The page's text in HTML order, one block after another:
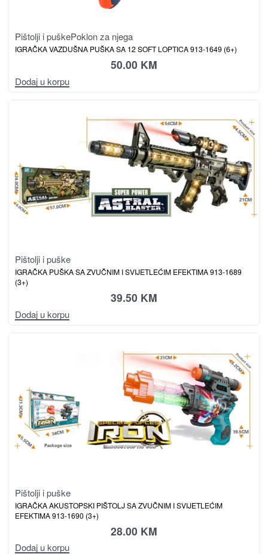
Pištolji i puškePoklon za njega
IGRAČKA VAZDUŠNA PUŠKA SA 12 SOFT LOPTICA 913-1649 (6+)
50.00 KM
Dodaj u korpu
Pištolji i puške
IGRAČKA PUŠKA SA ZVUČNIM I SVIJETLEĆIM EFEKTIMA 913-1689
(3+)
39.50 KM
Dodaj u korpu
Pištolji i puške
IGRAČKA AKUSTOPSKI PIŠTOLJ SA ZVUČNIM I SVIJETLEĆIM
EFEKTIMA 913-1690 (3+)
28.00 KM
Dodaj u korpu